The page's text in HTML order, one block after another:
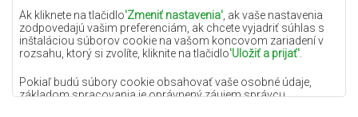
Ak kliknete na tlačidlo'Zmeniť nastavenia' , ak vaše nastavenia
zodpovedajú vašim preferenciám, ak chcete vyjadriť súhlas s
inštaláciou súborov cookie na vašom koncovom zariadení v
rozsahu, ktorý si zvolíte, kliknite na tlačidlo'Uložiť a prijať'
Pokiaľ budú súbory cookie obsahovať vaše osobné údaje,
základom spracovania je oprávnený záujem správcu
Šedé koberce
Terakotové koberce
Zelené koberce
Zlaté koberce